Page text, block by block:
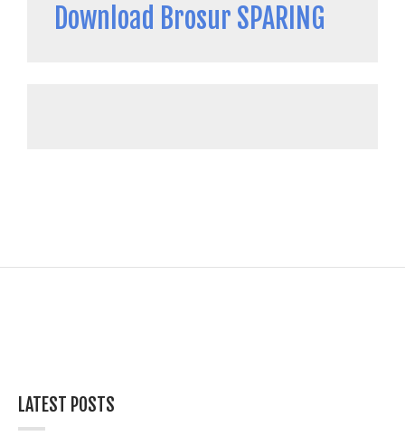
Download Brosur SPARING
LATEST POSTS